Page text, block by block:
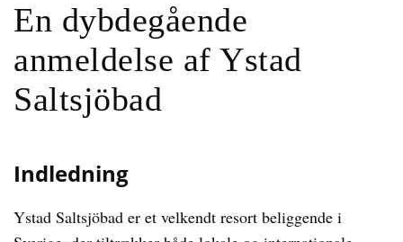
En dybdegående
anmeldelse af Ystad
Saltsjöbad
Indledning
Ystad Saltsjöbad er et velkendt resort beliggende i